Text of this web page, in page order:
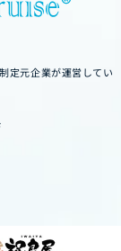
定元企業が運営してい